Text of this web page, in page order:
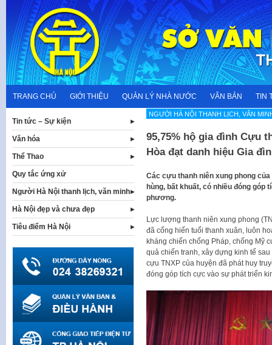
content
TRANG CHỦ GIỚI THIỆU QUẢN LÝ NHÀ NƯỚC VĂN BẢN TIN
NGƯỜI HÀ NỘI THANH LỊCH, VĂN
95,75% hộ gia đình Cựu
Hòa đạt danh hiệu Gia
Các cựu thanh niên xung phong
hùng, bất khuất, có nhiều đóng góp
phương.
Lực lượng thanh niên xung phong
đã cống hiến tuổi thanh xuân, luôn
kháng chiến chống Pháp, chống Mỹ
quả chiến tranh, xây dựng kinh tế
cựu TNXP của huyện đã phát huy
đóng góp tích cực vào sự phát triển
Tin tức – Sự kiện
Văn hóa
Thể Thao
Quy tắc ứng xử
Người Hà Nội thanh lịch, văn minh
Hà Nội đẹp và chưa đẹp
Tiêu điểm Hà Nội